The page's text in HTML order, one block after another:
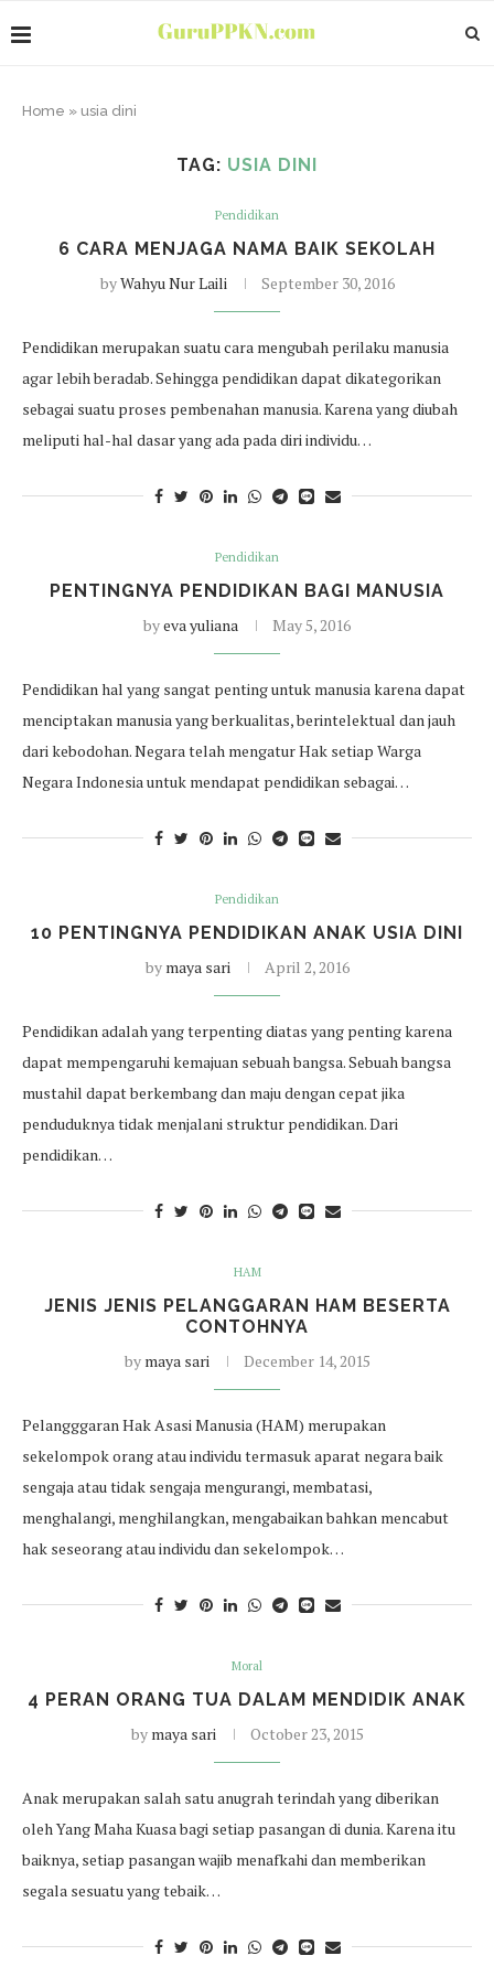
Home » usia dini
TAG: USIA DINI
Pendidikan
6 CARA MENJAGA NAMA BAIK SEKOLAH
byWahyu Nur Laili September 30, 2016
Pendidikan merupakan suatu cara mengubah perilaku manusia
agar lebih beradab. Sehingga pendidikan dapat dikategorikan
sebagai suatu proses pembenahan manusia. Karena yang diubah
meliputi hal-hal dasar yang ada pada diri individu…
Pendidikan
PENTINGNYA PENDIDIKAN BAGI MANUSIA
byeva yuliana May 5, 2016
Pendidikan hal yang sangat penting untuk manusia karena dapat
menciptakan manusia yang berkualitas, berintelektual dan jauh
dari kebodohan. Negara telah mengatur Hak setiap Warga
Negara Indonesia untuk mendapat pendidikan sebagai…
Pendidikan
10 PENTINGNYA PENDIDIKAN ANAK USIA DINI
by maya sari April 2, 2016
Pendidikan adalah yang terpenting diatas yang penting karena
dapat mempengaruhi kemajuan sebuah bangsa. Sebuah bangsa
mustahil dapat berkembang dan maju dengan cepat jika
penduduknya tidak menjalani struktur pendidikan. Dari
pendidikan…
HAM
JENIS JENIS PELANGGARAN HAM BESERTA
CONTOHNYA
by maya sari December 14, 2015
Pelangggaran Hak Asasi Manusia (HAM) merupakan
sekelompok orang atau individu termasuk aparat negara baik
sengaja atau tidak sengaja mengurangi, membatasi,
menghalangi, menghilangkan, mengabaikan bahkan mencabut
hak seseorang atau individu dan sekelompok…
Moral
4 PERAN ORANG TUA DALAM MENDIDIK ANAK
by maya sari October 23, 2015
Anak merupakan salah satu anugrah terindah yang diberikan
oleh Yang Maha Kuasa bagi setiap pasangan di dunia. Karena itu
baiknya, setiap pasangan wajib menafkahi dan memberikan
segala sesuatu yang tebaik…